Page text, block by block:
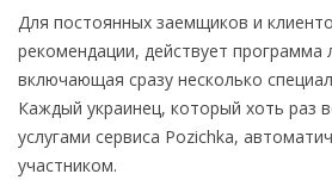
Для постоянных заемщиков и
рекомендации, действует программа
включающая сразу несколько
Каждый украинец, который хоть раз
услугами сервиса Pozichka,
участником.